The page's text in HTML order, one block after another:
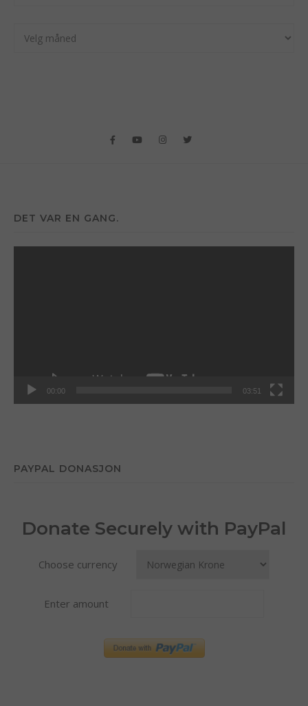
DET VAR EN GANG.
00:00 03:51
PAYPAL DONASJON
Donate Securely with PayPal
Choose currency
Enter amount